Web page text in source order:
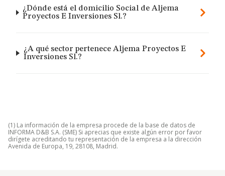
¿Dónde está el domicilio Social de Aljema
Proyectos E Inversiones Sl.?
¿A qué sector pertenece Aljema Proyectos E
Inversiones Sl.?
(1) La información de la empresa procede de la base de datos de
INFORMA D&B S.A. (SME) Si aprecias que existe algún error por favor
dirígete acreditando tu representación de la empresa a la dirección
Avenida de Europa, 19, 28108, Madrid.